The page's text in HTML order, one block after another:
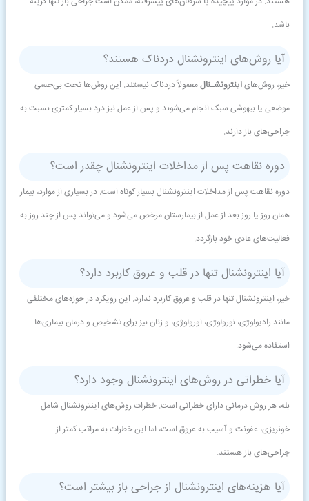
باشد.
آیا روش‌های اینترونشنال دردناک هستند؟
خیر، روش‌هایاینترونشـنالمعمولاً دردناک نیستند. این روش‌ها تحت بی‌حسی
موضعی یا بیهوشی سبک انجام می‌شوند و پس از عمل نیز درد بسیار کمتری نسبت به
جراحی‌های باز دارند.
دوره نقاهت پس از مداخلات اینترونشنال چقدر است؟
دوره نقاهت پس از مداخلات اینترونشنال بسیار کوتاه است. در بسیاری از موارد، بیمار
همان روز یا روز بعد از عمل از بیمارستان مرخص می‌شود و می‌تواند پس از چند روز به
فعالیت‌های عادی خود بازگردد.
آیا اینترونشنال تنها در قلب و عروق کاربرد دارد؟
خیر، اینترونشنال تنها در قلب و عروق کاربرد ندارد. این رویکرد در حوزه‌های مختلفی
مانند رادیولوژی، نورولوژی، اورولوژی، و زنان نیز برای تشخیص و درمان بیماری‌ها
استفاده می‌شود.
آیا خطراتی در روش‌های اینترونشنال وجود دارد؟
بله، هر روش درمانی دارای خطراتی است. خطرات روش‌های اینترونشنال شامل
خونریزی، عفونت و آسیب به عروق است، اما این خطرات به مراتب کمتر از
جراحی‌های باز هستند.
آیا هزینه‌های اینترونشنال از جراحی باز بیشتر است؟